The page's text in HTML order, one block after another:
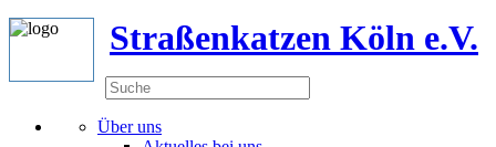
Straßenkatzen Köln e.V.
Über uns